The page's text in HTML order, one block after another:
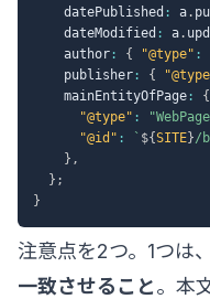
    datePublished
: a.
    dateModified
: a.
    author
: { "@type" :
    publisher
: {
    mainEntityOfPage
:
{
"@type" :
"@id" : ` ${SITE}/
} ,
} ;
}
注意点を2つ。1つは、
一致させること。本